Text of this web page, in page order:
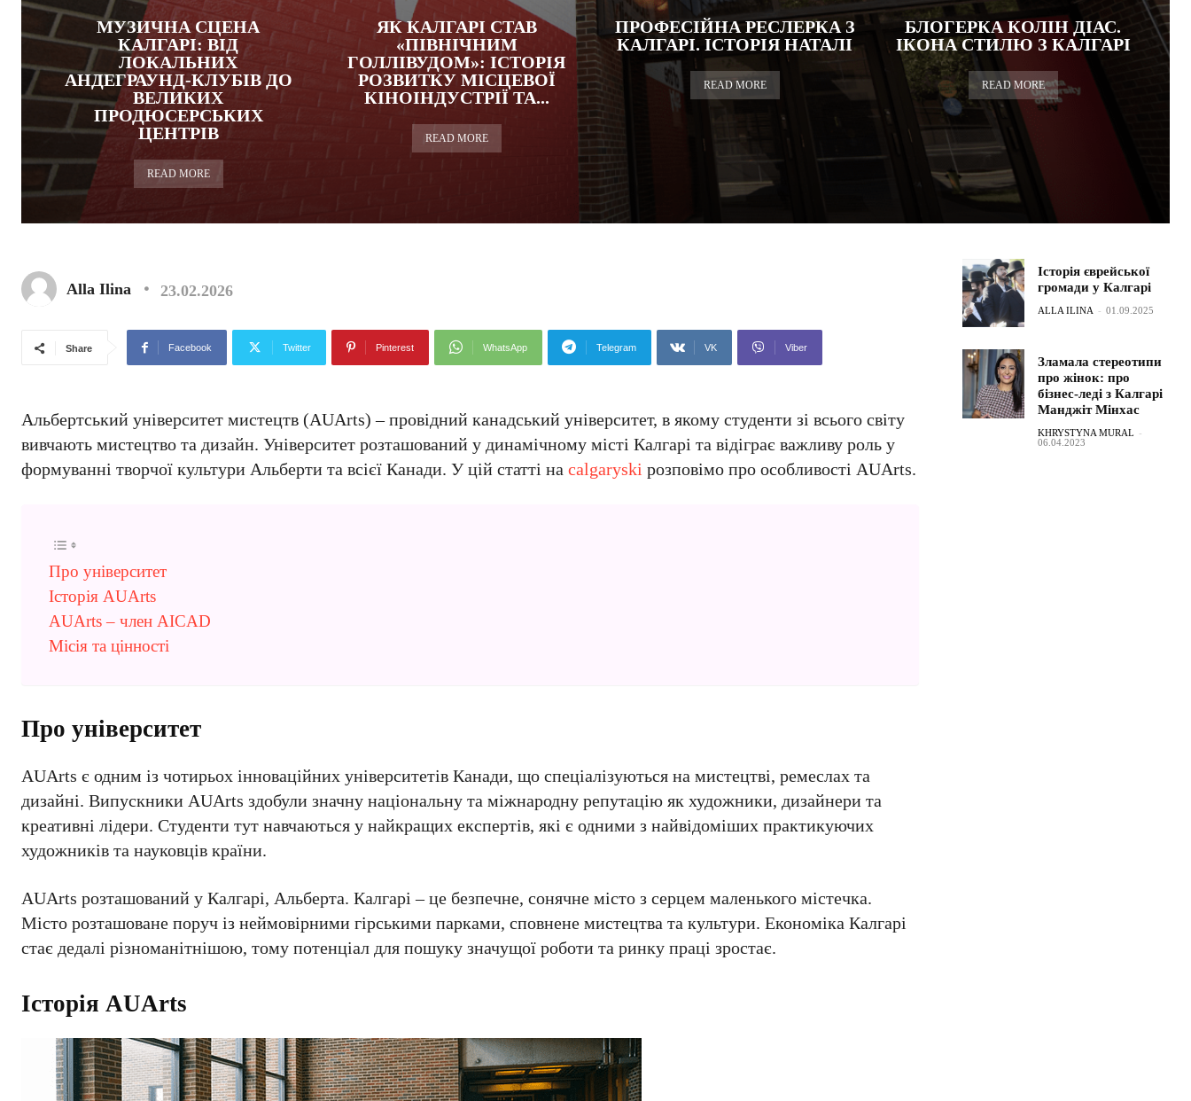
МУЗИЧНА СЦЕНА
КАЛГАРІ: ВІД
ЛОКАЛЬНИХ
АНДЕГРАУНД-КЛУБІВ ДО
ВЕЛИКИХ
ПРОДЮСЕРСЬКИХ
ЦЕНТРІВ
READ MORE
ЯК КАЛГАРІ СТАВ
«ПІВНІЧНИМ
ГОЛЛІВУДОМ»: ІСТОРІЯ
РОЗВИТКУ МІСЦЕВОЇ
КІНОІНДУСТРІЇ ТА...
READ MORE
ПРОФЕСІЙНА РЕСЛЕРКА З
КАЛГАРІ. ІСТОРІЯ НАТАЛІ
READ MORE
БЛОГЕРКА КОЛІН ДІАС.
ІКОНА СТИЛЮ З КАЛГАРІ
READ MORE
Alla Ilina 23.02.2026
Share Facebook Twitter Pinterest WhatsApp Telegram VK Viber
Альбертський університет мистецтв (AUArts) – провідний канадський університет, в якому студенти зі всього світу
вивчають мистецтво та дизайн. Університет розташований у динамічному місті Калгарі та відіграє важливу роль у
формуванні творчої культури Альберти та всієї Канади. У цій статті на calgaryski розповімо про особливості AUArts.
Про університет
Історія AUArts
AUArts – член AICAD
Місія та цінності
Про університет
AUArts є одним із чотирьох інноваційних університетів Канади, що спеціалізуються на мистецтві, ремеслах та
дизайні. Випускники AUArts здобули значну національну та міжнародну репутацію як художники, дизайнери та
креативні лідери. Студенти тут навчаються у найкращих експертів, які є одними з найвідоміших практикуючих
художників та науковців країни.
AUArts розташований у Калгарі, Альберта. Калгарі – це безпечне, сонячне місто з серцем маленького містечка.
Місто розташоване поруч із неймовірними гірськими парками, сповнене мистецтва та культури. Економіка Калгарі
стає дедалі різноманітнішою, тому потенціал для пошуку значущої роботи та ринку праці зростає.
Історія AUArts
Історія єврейської
громади у Калгарі
ALLA ILINA - 01.09.2025
Зламала стереотипи
про жінок: про
бізнес-леді з Калгарі
Манджіт Мінхас
KHRYSTYNA MURAL -
06.04.2023